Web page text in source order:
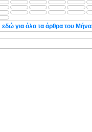
εδώ για όλα τα άρθρα του Μήνα